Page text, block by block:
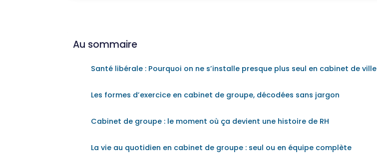
Au sommaire
Santé libérale : Pourquoi on ne s’installe presque plus seul en cabinet de ville
Les formes d’exercice en cabinet de groupe, décodées sans jargon
Cabinet de groupe : le moment où ça devient une histoire de RH
La vie au quotidien en cabinet de groupe : seul ou en équipe complète